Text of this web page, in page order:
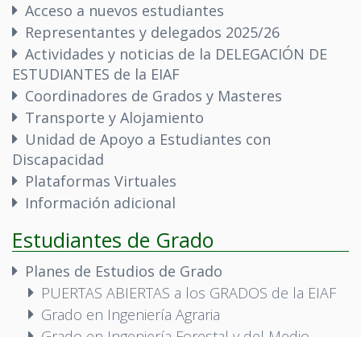
Acceso a nuevos estudiantes
Representantes y delegados 2025/26
Actividades y noticias de la DELEGACIÓN DE
ESTUDIANTES de la EIAF
Coordinadores de Grados y Masteres
Transporte y Alojamiento
Unidad de Apoyo a Estudiantes con
Discapacidad
Plataformas Virtuales
Información adicional
Estudiantes de Grado
Planes de Estudios de Grado
PUERTAS ABIERTAS a los GRADOS de la EIAF
Grado en Ingeniería Agraria